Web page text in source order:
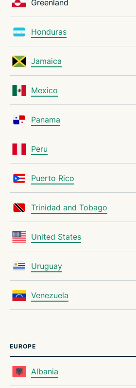
Greenland
Honduras
Jamaica
Mexico
Panama
Peru
Puerto Rico
Trinidad and Tobago
United States
Uruguay
Venezuela
EUROPE
Albania